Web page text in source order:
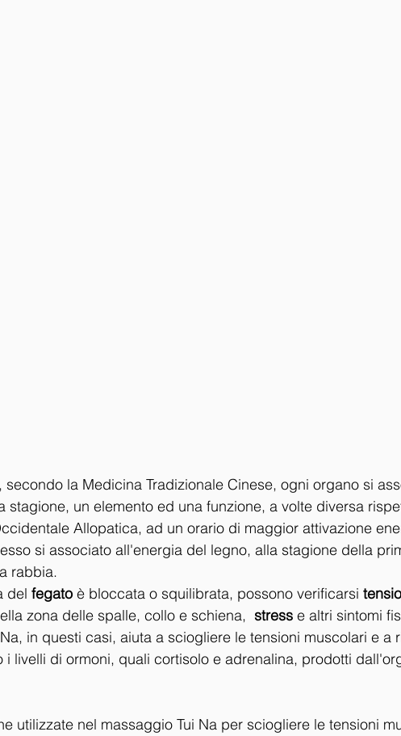
secondo la Medicina Tradizionale Cinese, ogni organo si
stagione, un elemento ed una funzione, a volte diversa
Allopatica, ad un orario di maggior attivazione
si associato all'energia del legno, alla stagione della
rabbia.
del fegato è bloccata o squilibrata, possono verificarsi
zona delle spalle, collo e schiena, stress e altri sintomi
in questi casi, aiuta a sciogliere le tensioni muscolari e a
livelli di ormoni, quali cortisolo e adrenalina, prodotti
utilizzate nel massaggio Tui Na per sciogliere le tensioni